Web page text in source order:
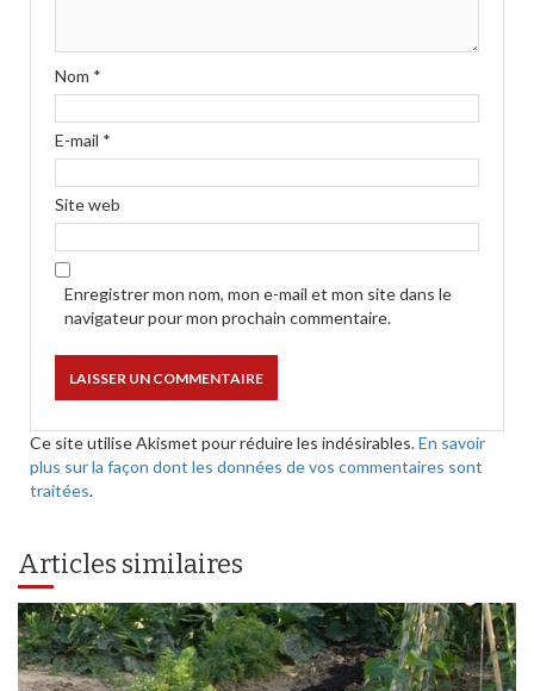
Nom *
E-mail *
Site web
Enregistrer mon nom, mon e-mail et mon site dans le
navigateur pour mon prochain commentaire.
Ce site utilise Akismet pour réduire les indésirables.En savoir
plus sur la façon dont les données de vos commentaires sont
traitées.
Articles similaires